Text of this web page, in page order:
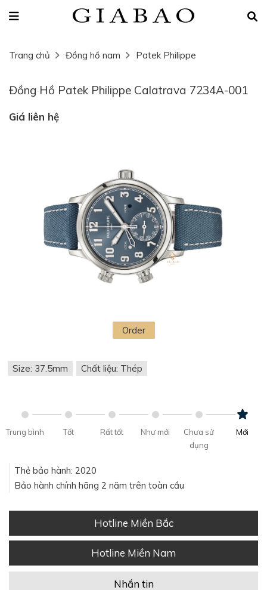
Trang chủ Đồng hồ nam Patek Philippe
Đồng Hồ Patek Philippe Calatrava 7234A-001
Giá liên hệ
Order
Size: 37.5mm Chất liệu: Thép
Trung bình Tốt Rất tốt Như mới
Chưa sử
dụng
Mới
Thẻ bảo hành: 2020
Bảo hành chính hãng 2 năm trên toàn cầu
Hotline Miền Bắc
Hotline Miền Nam
Nhắn tin